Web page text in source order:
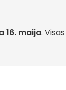
16. maija.